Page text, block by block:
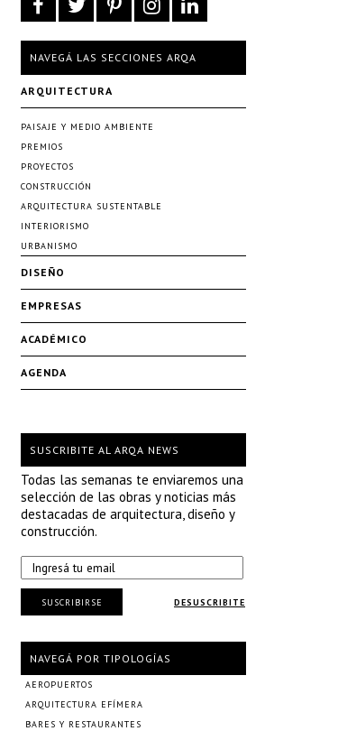
NAVEGÁ LAS SECCIONES ARQA
ARQUITECTURA
PAISAJE Y MEDIO AMBIENTE
PREMIOS
PROYECTOS
CONSTRUCCIÓN
ARQUITECTURA SUSTENTABLE
INTERIORISMO
URBANISMO
DISEÑO
EMPRESAS
ACADÉMICO
AGENDA
SUSCRIBITE AL ARQA NEWS
Todas las semanas te enviaremos una
selección de las obras y noticias más
destacadas de arquitectura, diseño y
construcción.
DESUSCRIBITE
SUSCRIBIRSE
NAVEGÁ POR TIPOLOGÍAS
AEROPUERTOS
ARQUITECTURA EFÍMERA
BARES Y RESTAURANTES